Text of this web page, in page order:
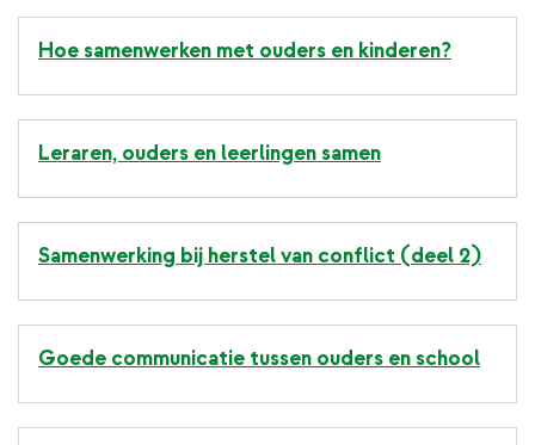
Hoe samenwerken met ouders en kinderen?
Leraren, ouders en leerlingen samen
Samenwerking bij herstel van conflict (deel 2)
Goede communicatie tussen ouders en school